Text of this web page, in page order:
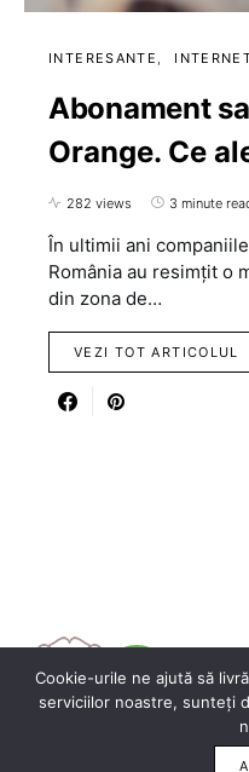
INTERESANTE
Abonament
Orange. Ce
282 views 3 minute
În ultimii ani
România au resimțit o
din zona de…
VEZI TOT ARTICOLUL
Cookie-urile ne ajută să
serviciilor noastre, sunteți